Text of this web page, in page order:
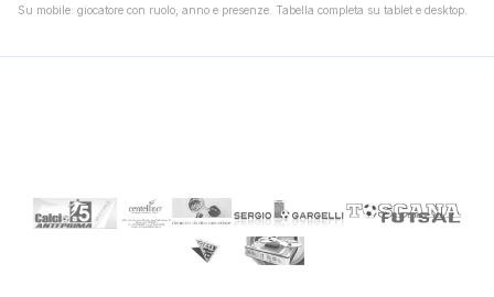
Su mobile: giocatore con ruolo, anno e presenze. Tabella completa su tablet e desktop.